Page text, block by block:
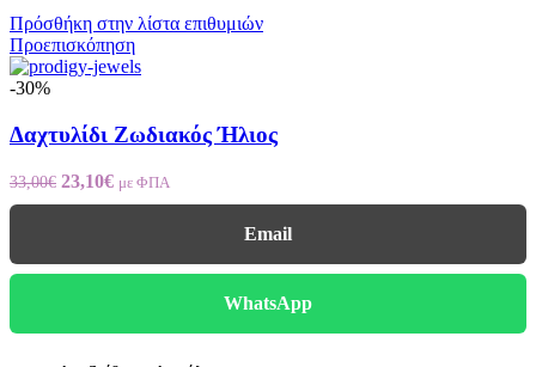
Πρόσθήκη στην λίστα επιθυμιών
Προεπισκόπηση
-30%
Δαχτυλίδι Ζωδιακός Ήλιος
33,00€ Original
price
23,10€Η
τρέχουσα
23,10€.
με ΦΠΑ
Email
WhatsApp